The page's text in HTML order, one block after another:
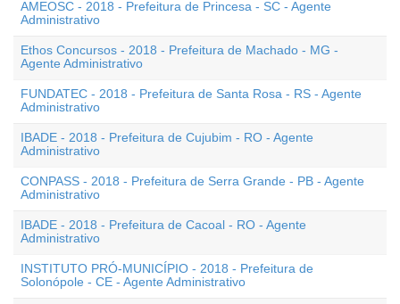
AMEOSC - 2018 - Prefeitura de Princesa - SC - Agente
Administrativo
Ethos Concursos - 2018 - Prefeitura de Machado - MG -
Agente Administrativo
FUNDATEC - 2018 - Prefeitura de Santa Rosa - RS - Agente
Administrativo
IBADE - 2018 - Prefeitura de Cujubim - RO - Agente
Administrativo
CONPASS - 2018 - Prefeitura de Serra Grande - PB - Agente
Administrativo
IBADE - 2018 - Prefeitura de Cacoal - RO - Agente
Administrativo
INSTITUTO PRÓ-MUNICÍPIO - 2018 - Prefeitura de
Solonópole - CE - Agente Administrativo